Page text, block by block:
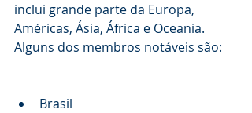
inclui grande parte da Europa,
Américas, Ásia, África e Oceania.
Alguns dos membros notáveis são:
Brasil